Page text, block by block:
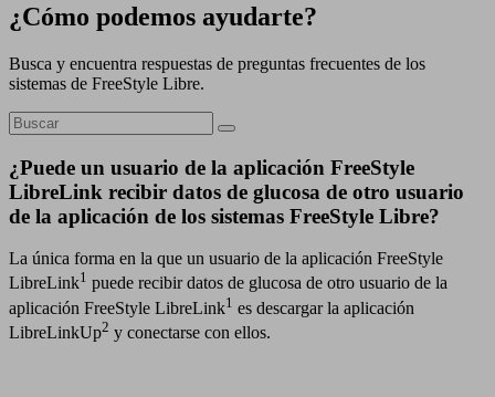
¿Cómo podemos ayudarte?
Busca y encuentra respuestas de preguntas frecuentes de los
sistemas de FreeStyle Libre.
¿Puede un usuario de la aplicación FreeStyle
LibreLink recibir datos de glucosa de otro usuario
de la aplicación de los sistemas FreeStyle Libre?
La única forma en la que un usuario de la aplicación FreeStyle
LibreLink1 puede recibir datos de glucosa de otro usuario de la
aplicación FreeStyle LibreLink1 es descargar la aplicación
LibreLinkUp2 y conectarse con ellos.